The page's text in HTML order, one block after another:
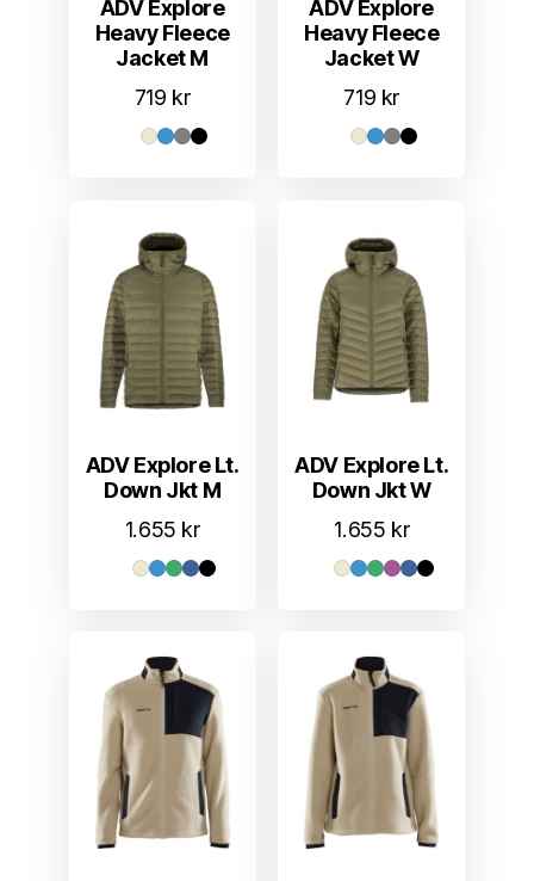
ADV Explore
Heavy Fleece
Jacket M
719 kr
ADV Explore
Heavy Fleece
Jacket W
719 kr
ADV Explore Lt.
Down Jkt M
1.655 kr
ADV Explore Lt.
Down Jkt W
1.655 kr